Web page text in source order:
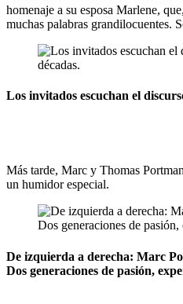
homenaje a su esposa Marlene,
muchas palabras grandilocuentes.
Los invitados escuchan el
Más tarde, Marc y Thomas
un humidor especial.
De izquierda a derecha: Marc
Dos generaciones de pasión,